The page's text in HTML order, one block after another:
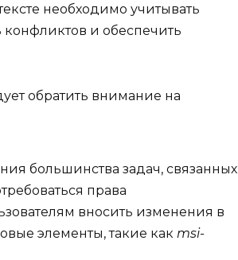
необходимо учитывать
конфликтов и обеспечить
обратить внимание на
большинства задач, связанных
права
вносить изменения в
элементы, такие как msi-